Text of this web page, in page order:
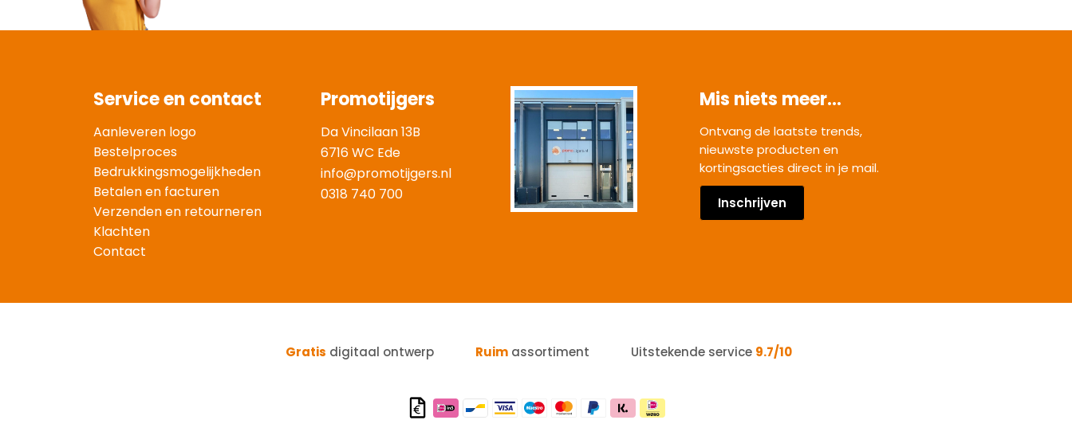
Service en contact
Aanleveren logo
Bestelproces
Bedrukkingsmogelijkheden
Betalen en facturen
Verzenden en retourneren
Klachten
Contact
Promotijgers
Da Vincilaan 13B
6716 WC Ede
info@promotijgers.nl
0318 740 700
Mis niets meer...
Ontvang de laatste trends,
nieuwste producten en
kortingsacties direct in je mail.
Inschrijven
Gratis digitaal ontwerp Ruim assortiment Uitstekende service 9.7/10